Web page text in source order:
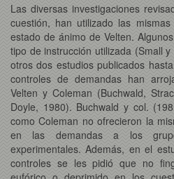
Las diversas investigaciones
cuestión, han utilizado las
estado de ánimo de Velten.
tipo de instrucción utilizada (Small
otros dos estudios publicados
controles de demandas han
Velten y Coleman (Buchwald,
Doyle, 1980). Buchwald y col.
como Coleman no ofrecieron la
en las demandas a los
experimentales. Además, en el
controles se les pidió que no